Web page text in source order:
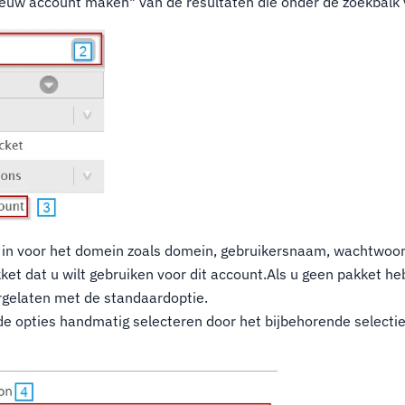
voor het domein zoals domein, gebruikersnaam,
dat u wilt gebruiken voor dit account.Als u geen pakket
met de standaardoptie.
opties handmatig selecteren door het bijbehorende